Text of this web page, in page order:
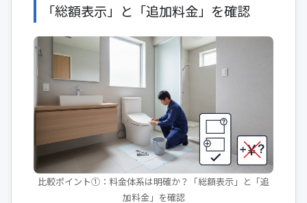
「総額表示」と「追加料金」を確認
比較ポイント①：料金体系は明確か？「総額表示」と「追
加料金」を確認